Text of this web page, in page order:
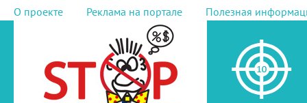
О проекте Реклама на портале Полезная